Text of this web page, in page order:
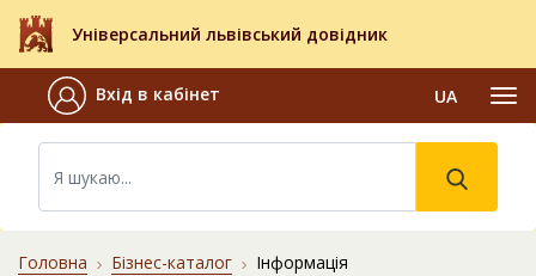
Універсальний львівський довідник
Вхід в кабінет UA
Головна Бізнес-каталог Інформація